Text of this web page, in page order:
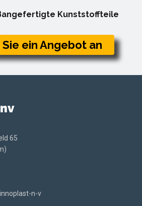
Kunststoffteile
ein Angebot an
65
n-v